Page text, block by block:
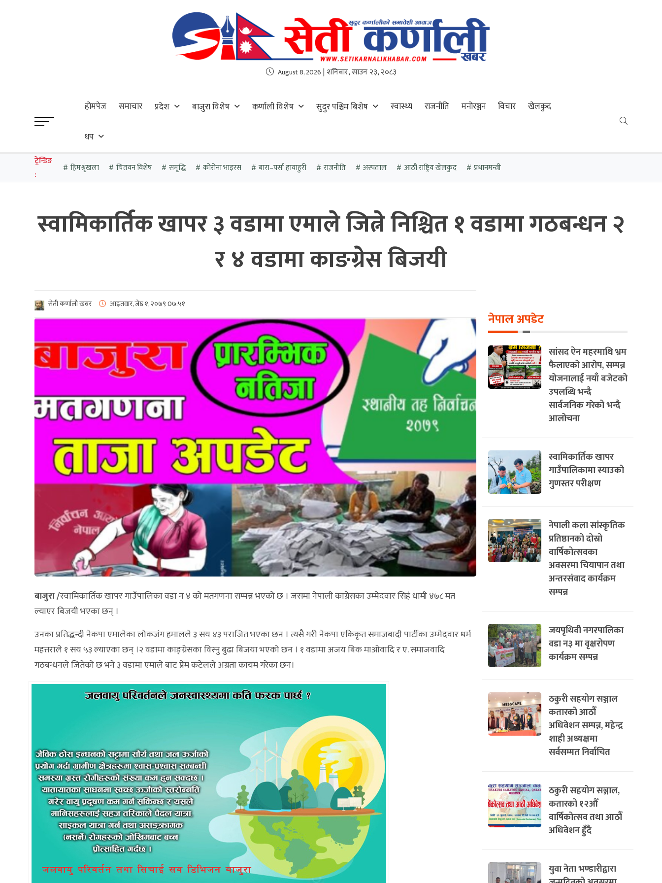
August 8, 2026 | शनिबार, साउन २३, २०८३
होमपेज समाचार प्रदेश बाजुरा विशेष कर्णाली विशेष सुदुर पश्चिम बिशेष स्वास्थ्य राजनीति मनोरञ्जन विचार खेलकुद
थप
ट्रेन्डिङ
:
हिमश्रृंखला चितवन विशेष समृद्धि कोरोना भाइरस बारा–पर्सा हावाहुरी राजनीति अस्पताल आठौं राष्ट्रिय खेलकुद प्रधानमन्त्री
स्वामिकार्तिक खापर ३ वडामा एमाले जित्ने निश्चित १ वडामा गठबन्धन २
र ४ वडामा काङग्रेस बिजयी
सेती कर्णाली खबर आइतवार, जेष्ठ १, २०७९0७:५१
बाजुरा /स्वामिकार्तिक खापर गाउँपालिका वडा न ४ को मतगणना सम्पन्न भएको छ । जसमा नेपाली काग्रेसका उम्मेदवार सिहं धामी ४७८ मत
ल्याएर बिजयी भएका छन् ।
उनका प्रतिद्धन्दी नेकपा एमालेका लोकजंग हमालले ३ सय ४३ पराजित भएका छन । त्यसै गरी नेकपा एकिकृत समाजबादी पार्टीका उम्मेदवार धर्म
महत्तराले १ सय ५३ ल्याएका छन् ।२ वडामा काङ्ग्रेसका विस्नु बुढा बिजया भएको छन । १ वडामा अजय बिक माओवादि र ए. समाजवादि
गठबन्धनले जितेको छ भने ३ वडामा एमाले बाट प्रेम कटेलले अग्रता कायम गरेका छन।
नेपाल अपडेट
सांसद ऐन महरमाथि भ्रम
फैलाएको आरोप, सम्पन्न
योजनालाई नयाँ बजेटको
उपलब्धि भन्दै
सार्वजनिक गरेको भन्दै
आलोचना
स्वामिकार्तिक खापर
गाउँपालिकामा स्याउको
गुणस्तर परीक्षण
नेपाली कला सांस्कृतिक
प्रतिष्ठानको दोस्रो
वार्षिकोत्सवका
अवसरमा चियापान तथा
अन्तरसंवाद कार्यक्रम
सम्पन्न
जयपृथिवी नगरपालिका
वडा न३ मा वृक्षरोपण
कार्यक्रम सम्पन्न
ठकुरी सहयोग सञ्जाल
कतारको आठौँ
अधिवेशन सम्पन्न, महेन्द्र
शाही अध्यक्षमा
सर्वसम्मत निर्वाचित
ठकुरी सहयोग सञ्जाल,
कतारको १२औँ
वार्षिकोत्सव तथा आठौँ
अधिवेशन हुँदै
युवा नेता भण्डारीद्वारा